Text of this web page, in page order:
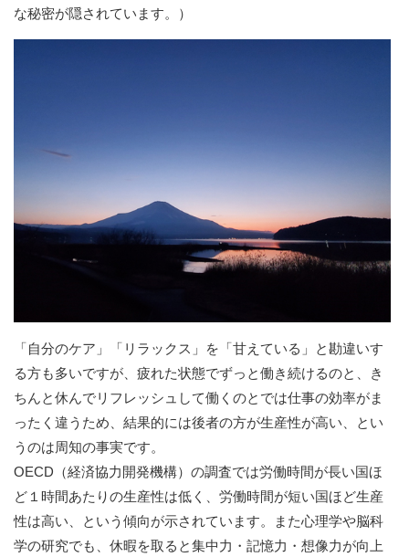
な秘密が隠されています。）
「自分のケア」「リラックス」を「甘えている」と勘違いす
る方も多いですが、疲れた状態でずっと働き続けるのと、き
ちんと休んでリフレッシュして働くのとでは仕事の効率がま
ったく違うため、結果的には後者の方が生産性が高い、とい
うのは周知の事実です。
OECD（経済協力開発機構）の調査では労働時間が長い国ほ
ど１時間あたりの生産性は低く、労働時間が短い国ほど生産
性は高い、という傾向が示されています。また心理学や脳科
学の研究でも、休暇を取ると集中力・記憶力・想像力が向上